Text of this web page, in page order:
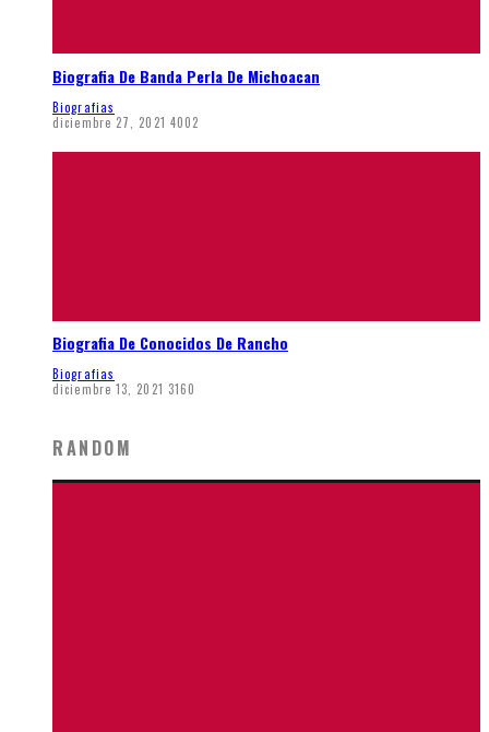
Biografia De Banda Perla De Michoacan
Biografias
diciembre 27, 2021 4002
Biografia De Conocidos De Rancho
Biografias
diciembre 13, 2021 3160
RANDOM